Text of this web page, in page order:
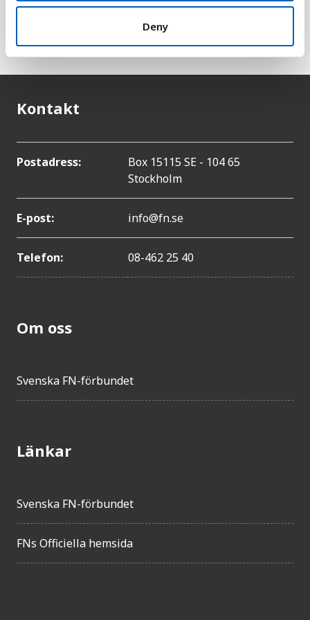
Deny
gemensamt mål att dödsfallen bland nyfödda ska
vara högst 12 per 1000 levande födda och bland
Kontakt
Postadress:
Box 15115 SE - 104 65
Stockholm
E-post: info@fn.se
Telefon: 08-462 25 40
Om oss
Svenska FN-förbundet
Länkar
Svenska FN-förbundet
FNs Officiella hemsida